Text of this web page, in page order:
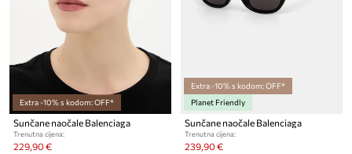
Extra -10% s kodom: OFF*
Sunčane naočale Balenciaga
Trenutna cijena:
229,90 €
Extra -10% s kodom: OFF*
Planet Friendly
Sunčane naočale Balenciaga
Trenutna cijena:
239,90 €